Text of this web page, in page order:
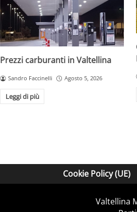
Prezzi carburanti in Valtellina
Sandro Faccinelli Agosto 5, 2026
Leggi di più
Cookie Policy (UE)
Valtellina